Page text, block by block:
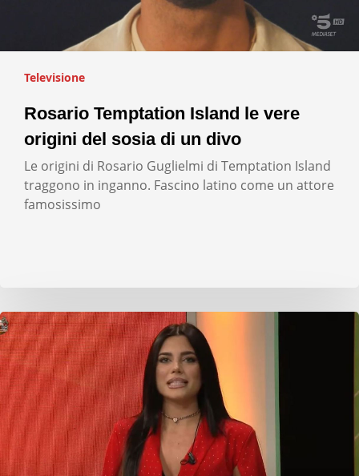
Televisione
Rosario Temptation Island le vere
origini del sosia di un divo
Le origini di Rosario Guglielmi di Temptation Island
traggono in inganno. Fascino latino come un attore
famosissimo